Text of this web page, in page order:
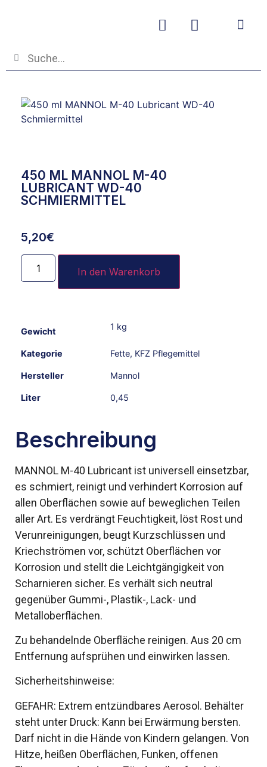
450 ML MANNOL M-40
LUBRICANT WD-40
SCHMIERMITTEL
5,20€
In den Warenkorb
Gewicht 1 kg
Kategorie Fette, KFZ Pflegemittel
Hersteller Mannol
Liter 0,45
Beschreibung
MANNOL M-40 Lubricant ist universell einsetzbar,
es schmiert, reinigt und verhindert Korrosion auf
allen Oberflächen sowie auf beweglichen Teilen
aller Art. Es verdrängt Feuchtigkeit, löst Rost und
Verunreinigungen, beugt Kurzschlüssen und
Kriechströmen vor, schützt Oberflächen vor
Korrosion und stellt die Leichtgängigkeit von
Scharnieren sicher. Es verhält sich neutral
gegenüber Gummi-, Plastik-, Lack- und
Metalloberflächen.
Zu behandelnde Oberfläche reinigen. Aus 20 cm
Entfernung aufsprühen und einwirken lassen.
Sicherheitshinweise:
GEFAHR: Extrem entzündbares Aerosol. Behälter
steht unter Druck: Kann bei Erwärmung bersten.
Darf nicht in die Hände von Kindern gelangen. Von
Hitze, heißen Oberflächen, Funken, offenen